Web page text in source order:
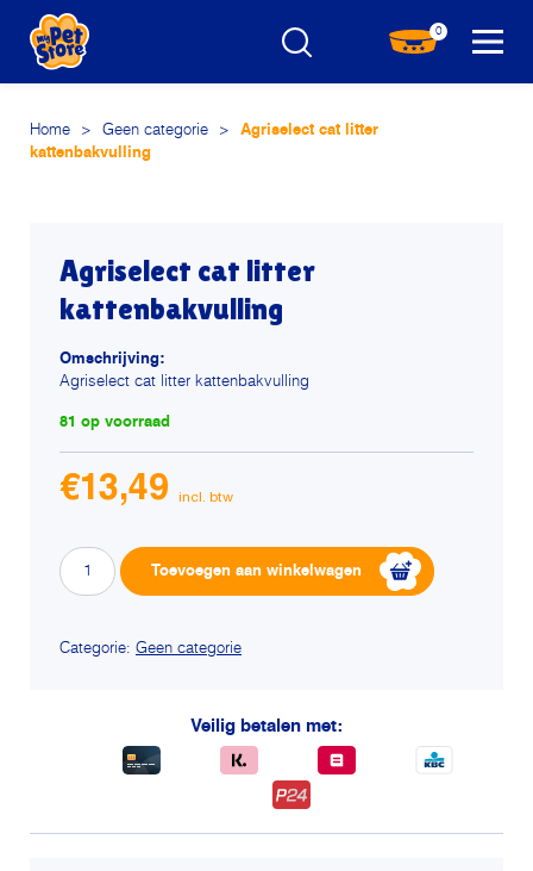
0
Home > Geen categorie >
Agriselect cat litter
kattenbakvulling
Agriselect cat litter
kattenbakvulling
Omschrijving:
Agriselect cat litter kattenbakvulling
81 op voorraad
€13,49
Agriselect
cat
kattenbakvulling
Toevoegen aan winkelwagen
Categorie: Geen categorie
Veilig betalen met: